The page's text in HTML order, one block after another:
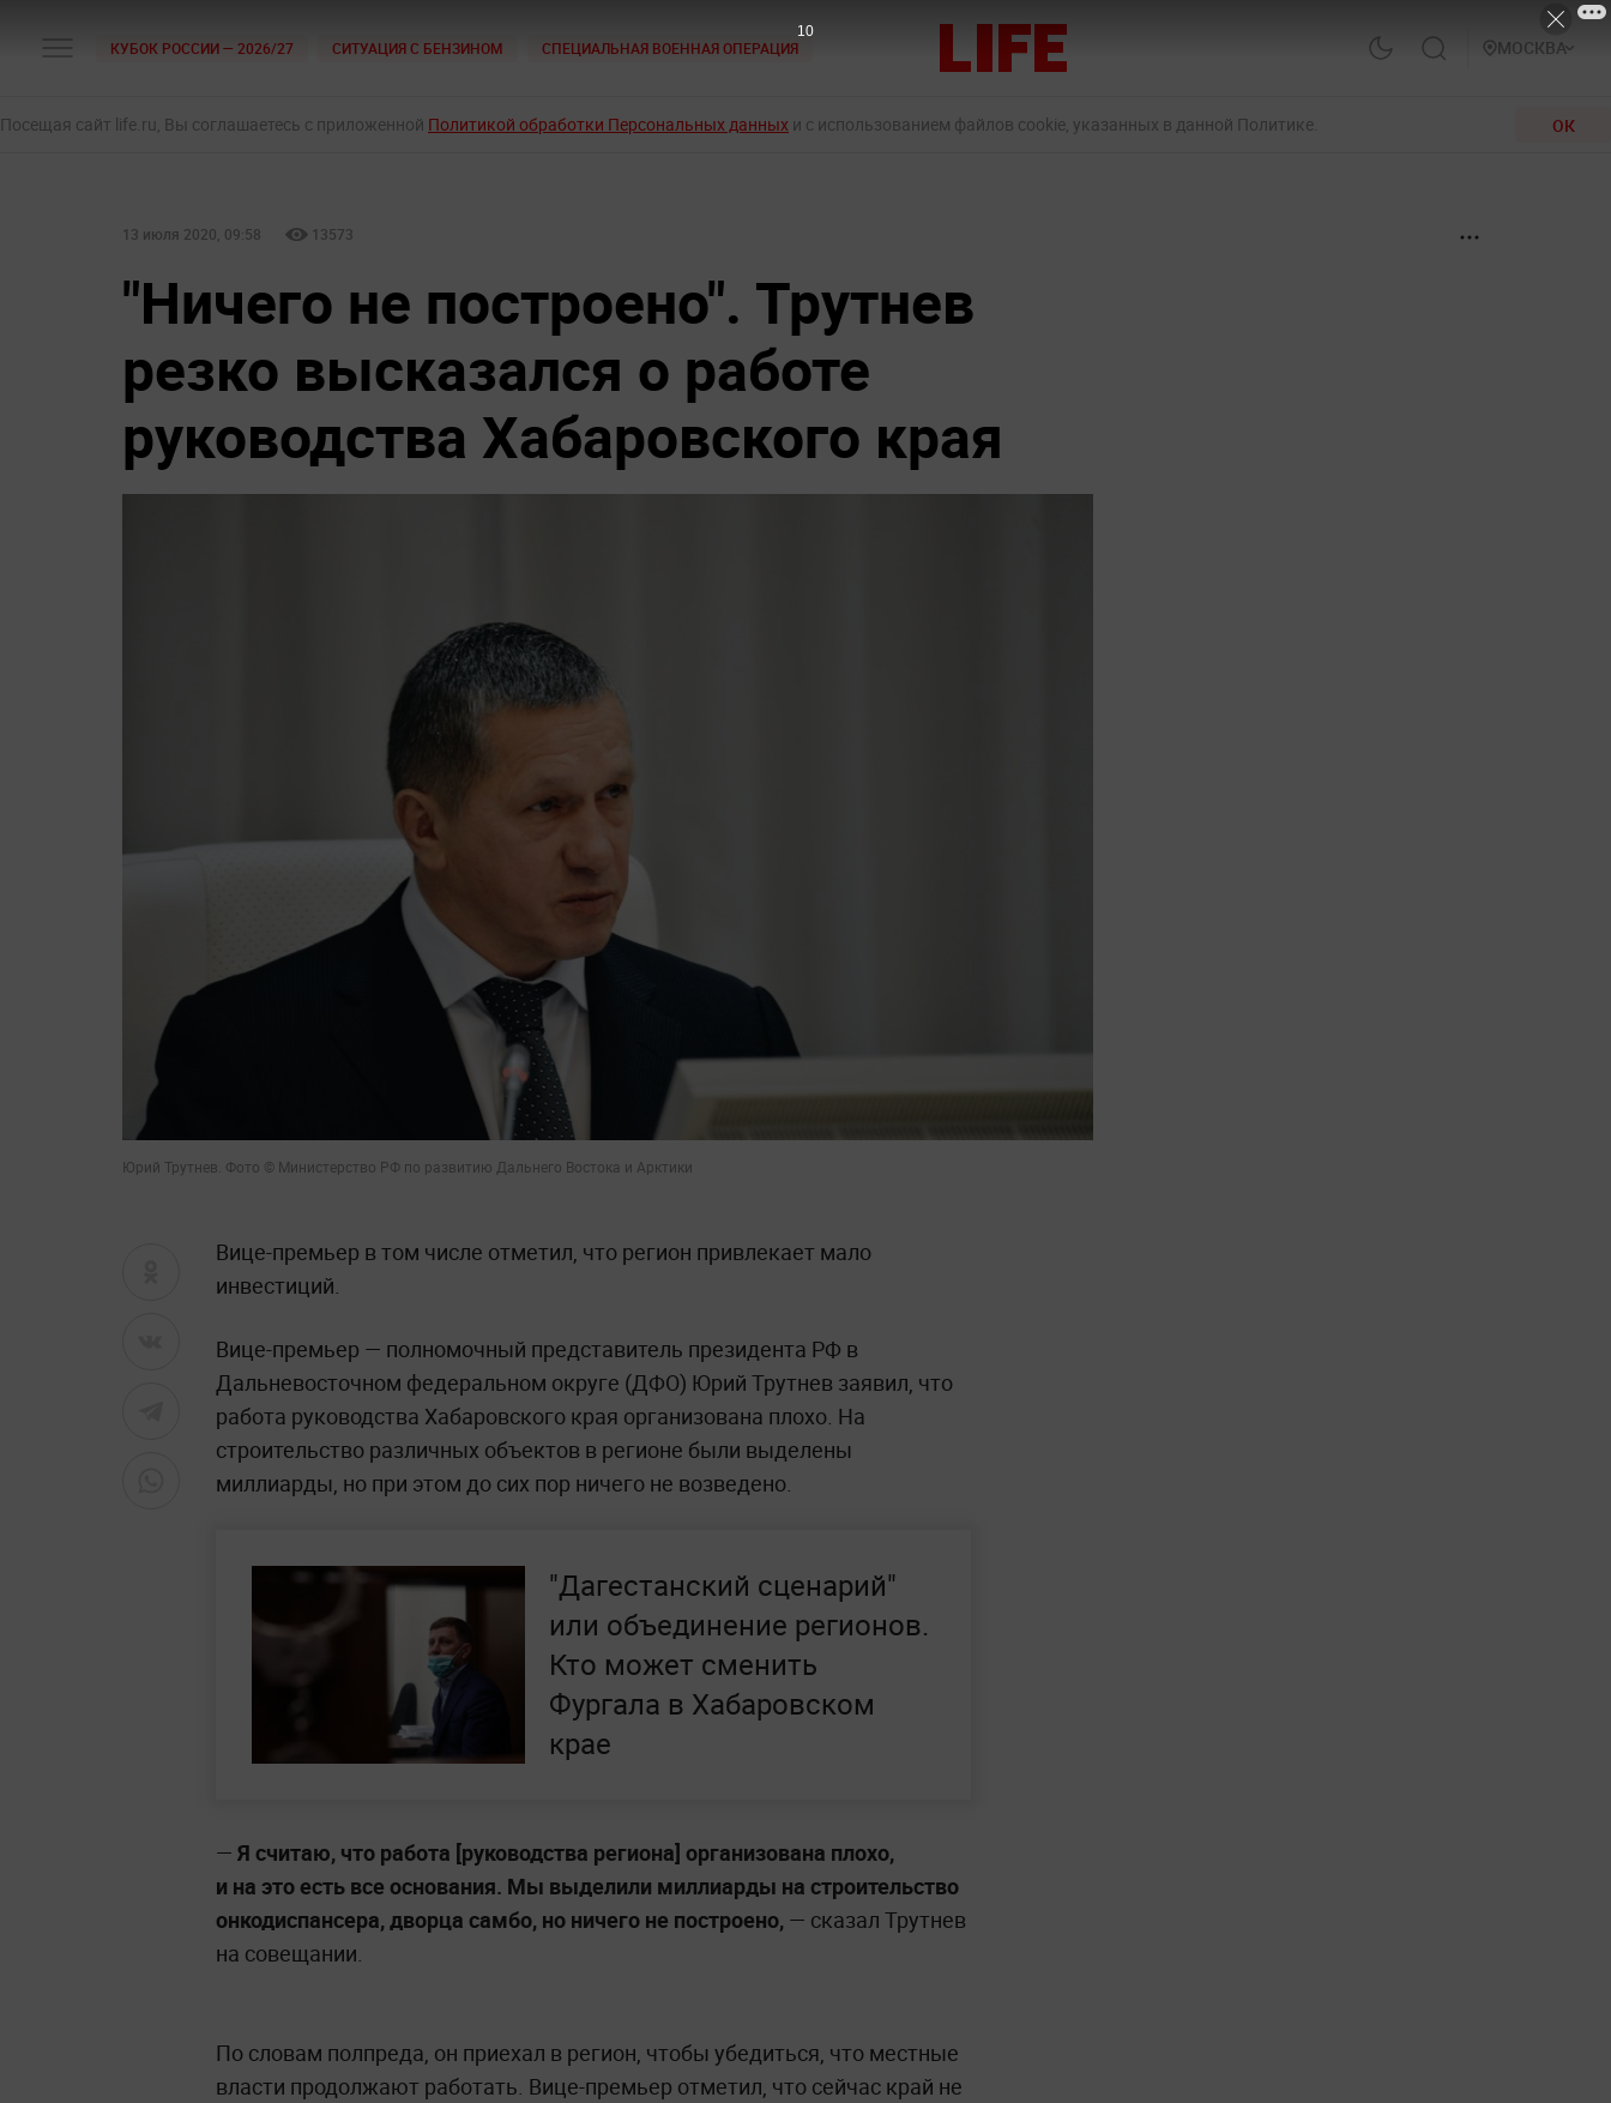
КУБОК РОССИИ — 2026/27 СИТУАЦИЯ С БЕНЗИНОМ СПЕЦИАЛЬНАЯ ВОЕННАЯ ОПЕРАЦИЯ МОСКВА
Посещая сайт life.ru, Вы соглашаетесь с приложенной Политикой обработки Персональных данных и с использованием файлов cookie, указанных в данной Политике. ОК
13 июля 2020, 09:58 13573
"Ничего не построено". Трутнев
резко высказался о работе
руководства Хабаровского края
Юрий Трутнев. Фото © Министерство РФ по развитию Дальнего Востока и Арктики
Вице-премьер в том числе отметил, что регион привлекает мало
инвестиций.
Вице-премьер — полномочный представитель президента РФ в
Дальневосточном федеральном округе (ДФО) Юрий Трутнев заявил, что
работа руководства Хабаровского края организована плохо. На
строительство различных объектов в регионе были выделены
миллиарды, но при этом до сих пор ничего не возведено.
"Дагестанский сценарий"
или объединение регионов.
Кто может сменить
Фургала в Хабаровском
крае
— Я считаю, что работа [руководства региона] организована плохо,
и на это есть все основания. Мы выделили миллиарды на строительство
онкодиспансера, дворца самбо, но ничего не построено, — сказал Трутнев
на совещании.
По словам полпреда, он приехал в регион, чтобы убедиться, что местные
власти продолжают работать. Вице-премьер отметил, что сейчас край не
9